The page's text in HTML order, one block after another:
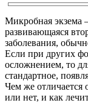
Микробная экзема
развивающаяся
заболевания,
Если при других
осложнением, то
стандартное,
Чем же отличается
или нет, и как